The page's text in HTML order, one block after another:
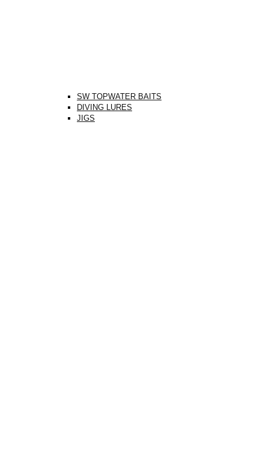
SW TOPWATER BAITS
DIVING LURES
JIGS